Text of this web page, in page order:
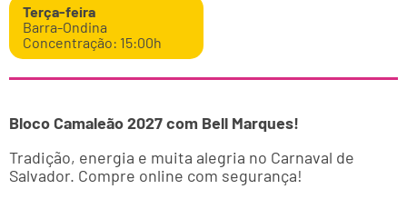
Terça-feira
Barra-Ondina
Concentração: 15:00h
Bloco Camaleão 2027 com Bell Marques!
Tradição, energia e muita alegria no Carnaval de
Salvador. Compre online com segurança!